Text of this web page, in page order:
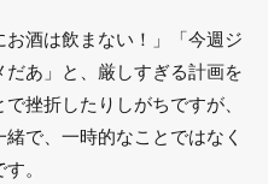
酒は飲まない！」「今週ジ
あ」と、厳しすぎる計画を
挫折したりしがちですが、
で、一時的なことではなく
。